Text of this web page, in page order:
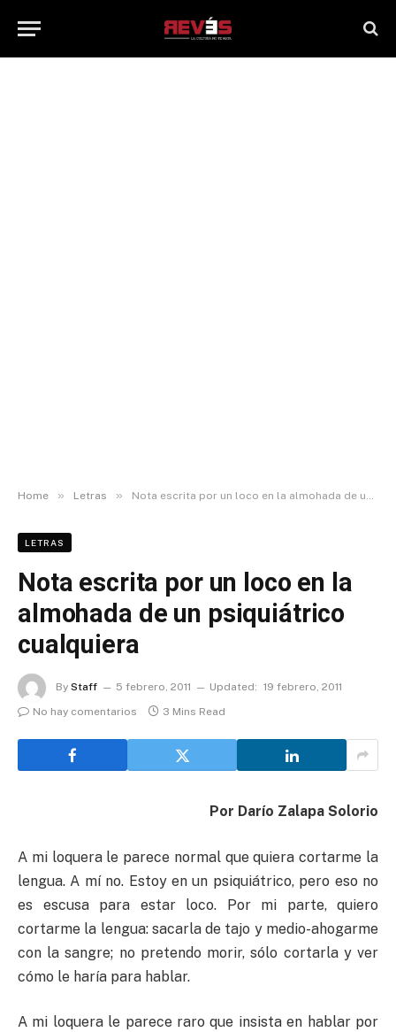
Home » Letras » Nota escrita por un loco en la almohada de un psiquiátrico cualquiera
LETRAS
Nota escrita por un loco en la
almohada de un psiquiátrico
cualquiera
By Staff 5 febrero, 2011 Updated: 19 febrero, 2011
No hay comentarios
3 Mins Read
Por Darío Zalapa Solorio
A mi loquera le parece normal que quiera cortarme la
lengua. A mí no. Estoy en un psiquiátrico, pero eso no
es escusa para estar loco. Por mi parte, quiero
cortarme la lengua: sacarla de tajo y medio-ahogarme
con la sangre; no pretendo morir, sólo cortarla y ver
cómo le haría para hablar.
A mi loquera le parece raro que insista en hablar por